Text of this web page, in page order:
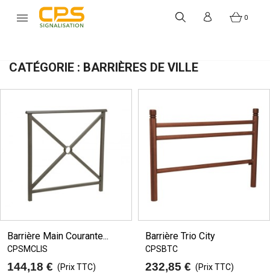
 0
CATÉGORIE : BARRIÈRES DE VILLE
Barrière Main Courante...
CPSMCLIS
144,18 € (Prix TTC)
Barrière Trio City
CPSBTC
232,85 € (Prix TTC)